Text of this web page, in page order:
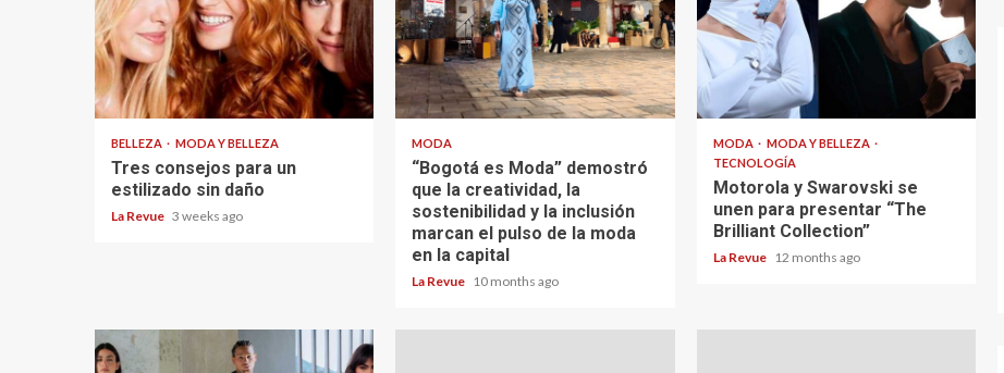
BELLEZA MODA Y BELLEZA
Tres consejos para un
estilizado sin daño
La Revue 3 weeks ago
MODA
“Bogotá es Moda” demostró
que la creatividad, la
sostenibilidad y la inclusión
marcan el pulso de la moda
en la capital
La Revue 10 months ago
MODA
MODA Y BELLEZA
TECNOLOGÍA
Motorola y Swarovski se
unen para presentar “The
Brilliant Collection”
La Revue 12 months ago